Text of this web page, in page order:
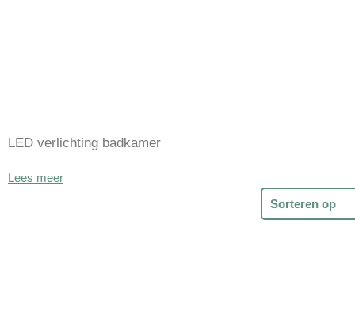
LED verlichting badkamer
Lees meer